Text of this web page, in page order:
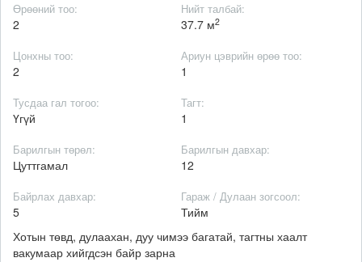
Өрөөний тоо:
2
Нийт талбай:
37.7 м2
Цонхны тоо:
2
Ариун цэврийн өрөө тоо:
1
Тусдаа гал тогоо:
Үгүй
Тагт:
1
Барилгын төрөл:
Цуттгамал
Барилгын давхар:
12
Байрлах давхар:
5
Гараж / Дулаан зогсоол:
Тийм
Хотын төвд, дулаахан, дуу чимээ багатай, тагтны хаалт
вакумаар хийгдсэн байр зарна